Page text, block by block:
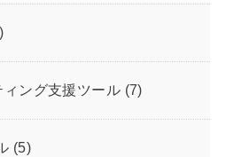
ング支援ツール (7)
(5)